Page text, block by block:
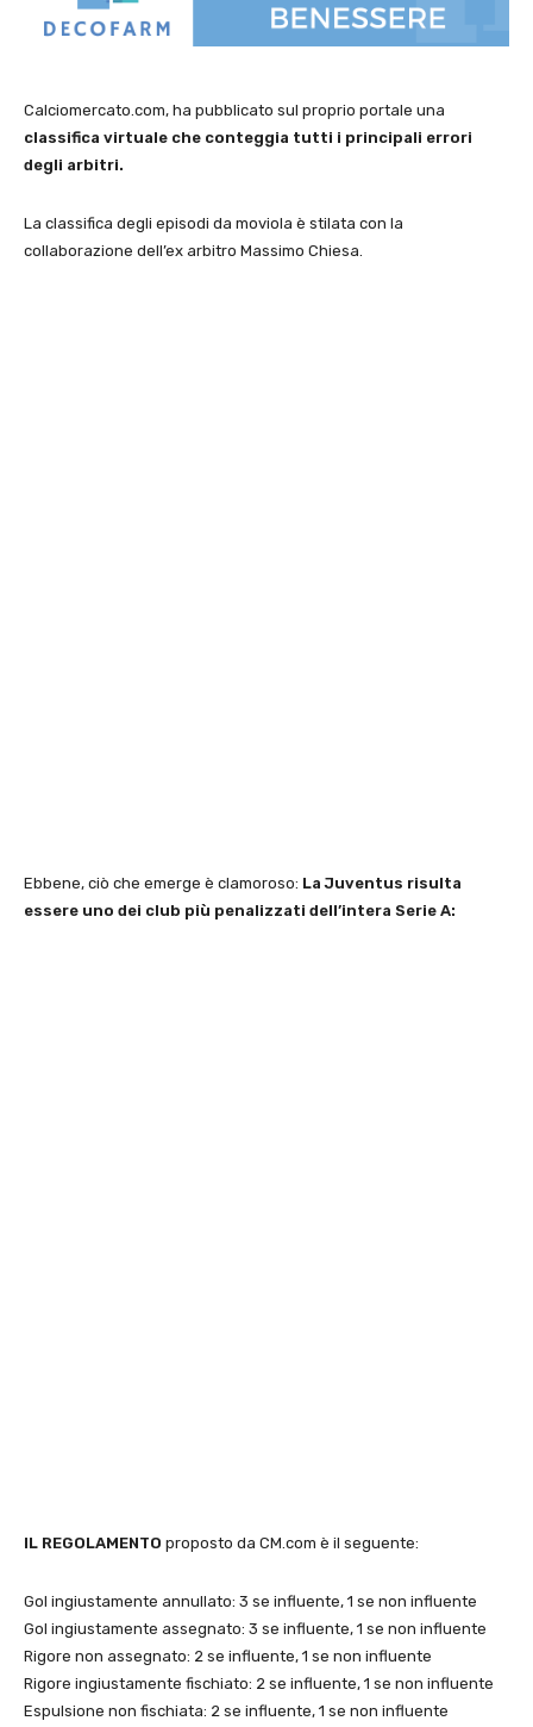
Calciomercato.com, ha pubblicato sul proprio portale una
classifica virtuale che conteggia tutti i principali errori
degli arbitri.
La classifica degli episodi da moviola è stilata con la
collaborazione dell’ex arbitro Massimo Chiesa.
Ebbene, ciò che emerge è clamoroso: La Juventus risulta
essere uno dei club più penalizzati dell’intera Serie A:
IL REGOLAMENTO proposto da CM.com è il seguente:
Gol ingiustamente annullato: 3 se influente, 1 se non influente
Gol ingiustamente assegnato: 3 se influente, 1 se non influente
Rigore non assegnato: 2 se influente, 1 se non influente
Rigore ingiustamente fischiato: 2 se influente, 1 se non influente
Espulsione non fischiata: 2 se influente, 1 se non influente